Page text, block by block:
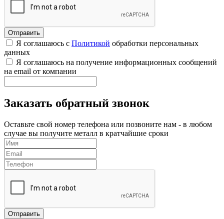
Я соглашаюсь с Политикой обработки персональных
данных
Я соглашаюсь на получение информационных сообщений
на email от компании
Заказать обратный звонок
Оставьте свой номер телефона или позвоните нам - в любом
случае вы получите металл в кратчайшие сроки